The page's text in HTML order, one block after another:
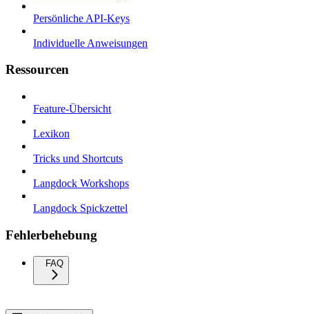
Persönliche API-Keys
Individuelle Anweisungen
Ressourcen
Feature-Übersicht
Lexikon
Tricks und Shortcuts
Langdock Workshops
Langdock Spickzettel
Fehlerbehebung
FAQ